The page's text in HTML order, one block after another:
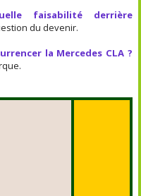
faisabilité derrière
du devenir.
la Mercedes CLA ?